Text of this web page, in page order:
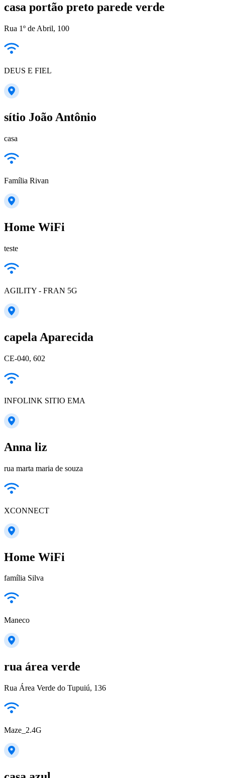
casa portão preto parede verde
Rua 1º de Abril, 100
DEUS E FIEL
sítio João Antônio
casa
Família Rivan
Home WiFi
teste
AGILITY - FRAN 5G
capela Aparecida
CE-040, 602
INFOLINK SITIO EMA
Anna liz
rua marta maria de souza
XCONNECT
Home WiFi
família Silva
Maneco
rua área verde
Rua Área Verde do Tupuiú, 136
Maze_2.4G